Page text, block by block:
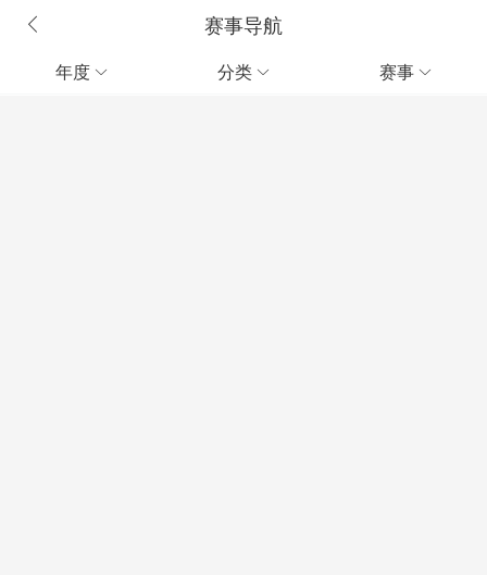
赛事导航
年度  分类  赛事 